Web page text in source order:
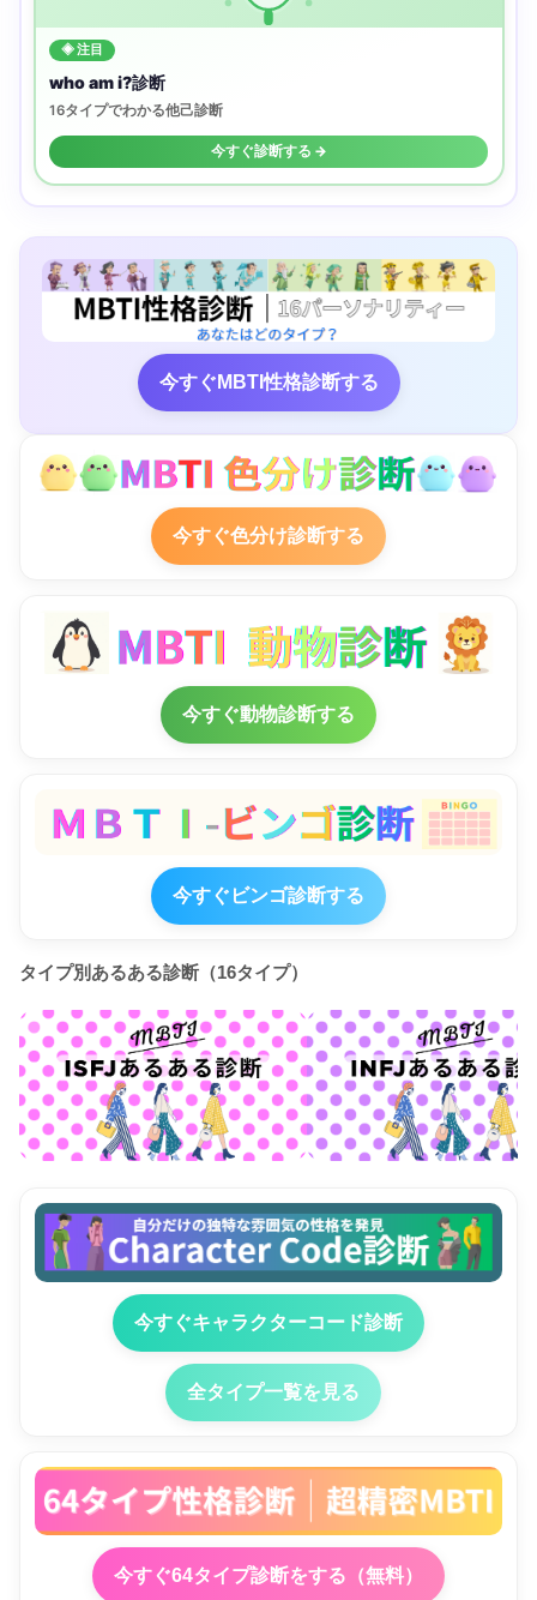
◈ 注目
who am i?診断
16タイプでわかる他己診断
今すぐ診断する →
今すぐMBTI性格診断する
今すぐ色分け診断する
今すぐ動物診断する
今すぐビンゴ診断する
タイプ別あるある診断（16タイプ）
今すぐキャラクターコード診断
全タイプ一覧を見る
今すぐ64タイプ診断をする（無料）